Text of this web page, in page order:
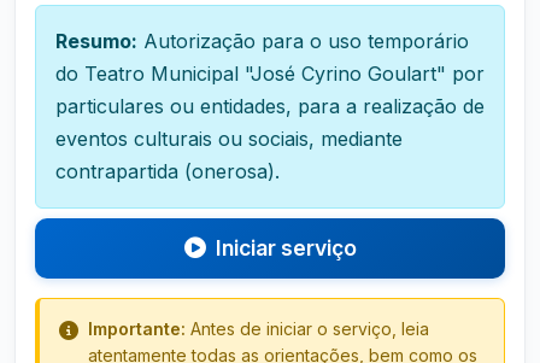
Resumo: Autorização para o uso temporário
do Teatro Municipal "José Cyrino Goulart" por
particulares ou entidades, para a realização de
eventos culturais ou sociais, mediante
contrapartida (onerosa).
Iniciar serviço
Importante: Antes de iniciar o serviço, leia
atentamente todas as orientações, bem como os